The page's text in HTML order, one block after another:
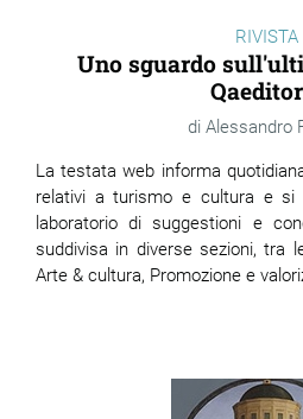
RIVISTA
Uno sguardo
Alessandro
La testata web informa
relativi a turismo e cultura e si
laboratorio di suggestioni e
suddivisa in diverse sezioni, tra
Arte & cultura, Promozione e